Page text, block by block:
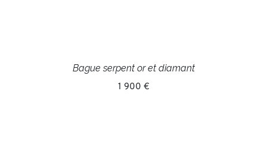
Bague serpent or et diamant
1 900 €